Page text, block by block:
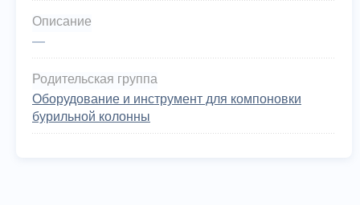
Описание
—
Родительская группа
Оборудование и инструмент для компоновки
бурильной колонны